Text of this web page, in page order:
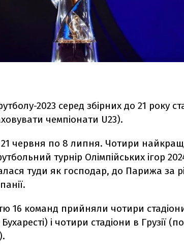
2023 серед збірних до 21 року
чемпіонати U23).
червня по 8 липня. Чотири
турнір Олімпійських ігор
туди як господар, до Парижа за
16 команд прийняли чотири
і чотири стадіони в Грузії